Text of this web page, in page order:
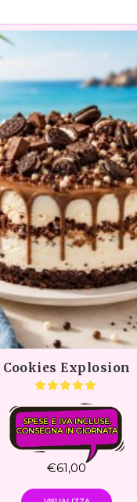
Cookies Explosion
SPESE E IVA INCLUSE.
CONSEGNA IN GIORNATA
€61,00